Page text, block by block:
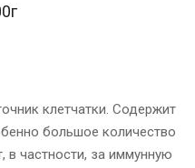
клетчатки. Cодержит
большое количество
в частности, за иммунную